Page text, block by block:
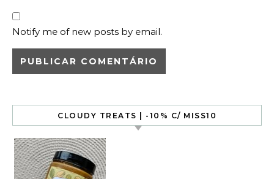
Notify me of new posts by email.
CLOUDY TREATS | -10% C/ MISS10